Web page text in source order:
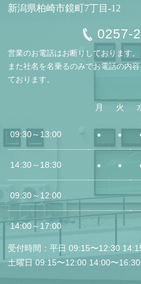
新潟県柏崎市鏡町7丁目-12
0257-
営業のお電話はお断りしております。
また社名を名乗るのみでお電話の内
ております。
月 火
09:30～13:00 ● ●
14:30～ 18:30 ● ●
09:30～12:00
14:00～17:00
受付時間：平日 09:15〜12:30
土曜日 09:15〜12:00 14:00〜16:30